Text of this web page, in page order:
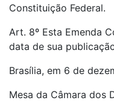
Constituição Federal.
Art. 8º Esta Emenda
data de sua
Brasília, em 6 de
Mesa da Câmara dos